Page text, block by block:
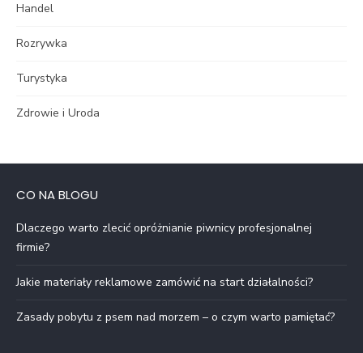
Handel
Rozrywka
Turystyka
Zdrowie i Uroda
CO NA BLOGU
Dlaczego warto zlecić opróżnianie piwnicy profesjonalnej
firmie?
Jakie materiały reklamowe zamówić na start działalności?
Zasady pobytu z psem nad morzem – o czym warto pamiętać?